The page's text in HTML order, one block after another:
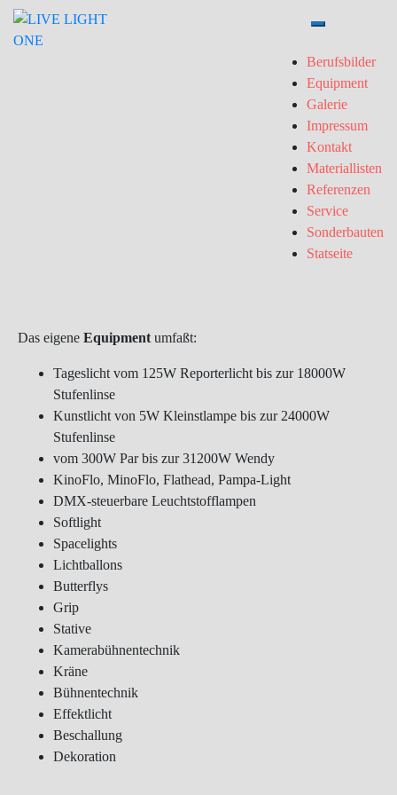
Berufsbilder
Equipment
Galerie
Impressum
Kontakt
Materiallisten
Referenzen
Service
Sonderbauten
Statseite
Das eigene Equipment umfaßt:
Tageslicht vom 125W Reporterlicht bis zur 18000W
Stufenlinse
Kunstlicht von 5W Kleinstlampe bis zur 24000W
Stufenlinse
vom 300W Par bis zur 31200W Wendy
KinoFlo, MinoFlo, Flathead, Pampa-Light
DMX-steuerbare Leuchtstofflampen
Softlight
Spacelights
Lichtballons
Butterflys
Grip
Stative
Kamerabühnentechnik
Kräne
Bühnentechnik
Effektlicht
Beschallung
Dekoration